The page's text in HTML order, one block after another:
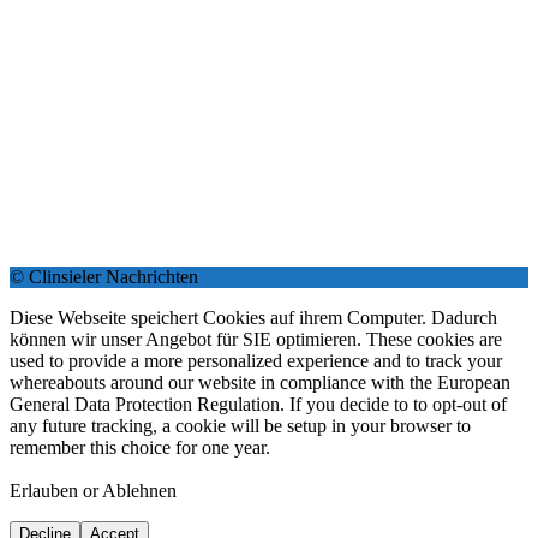
© Clinsieler Nachrichten
Diese Webseite speichert Cookies auf ihrem Computer. Dadurch
können wir unser Angebot für SIE optimieren. These cookies are
used to provide a more personalized experience and to track your
whereabouts around our website in compliance with the European
General Data Protection Regulation. If you decide to to opt-out of
any future tracking, a cookie will be setup in your browser to
remember this choice for one year.
Erlauben or Ablehnen
Decline Accept